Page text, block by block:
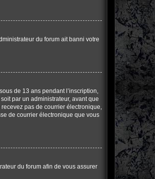
du forum ait banni votre
de 13 ans pendant l’inscription,
par un administrateur, avant que
pas de courrier électronique,
de courrier électronique que vous
du forum afin de vous assurer